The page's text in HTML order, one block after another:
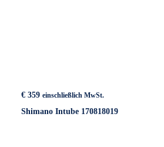
€ 359 einschließlich MwSt.
Shimano Intube 170818019